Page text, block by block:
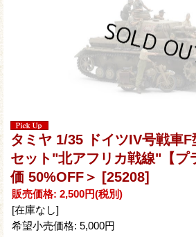
タミヤ 1/35 ドイツIV号戦車F
セット"北アフリカ戦線"【プ
価 50%OFF＞ [25208]
販売価格: 2,500円(税別)
[在庫なし]
希望小売価格: 5,000円